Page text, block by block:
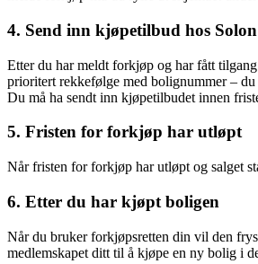
4. Send inn kjøpetilbud hos
Etter du har meldt forkjøp og har fått
prioritert rekkefølge med bolignummer –
Du må ha sendt inn kjøpetilbudet innen
5. Fristen for forkjøp har utløpt
Når fristen for forkjøp har utløpt og salget
6. Etter du har kjøpt boligen
Når du bruker forkjøpsretten din vil den
medlemskapet ditt til å kjøpe en ny bolig i